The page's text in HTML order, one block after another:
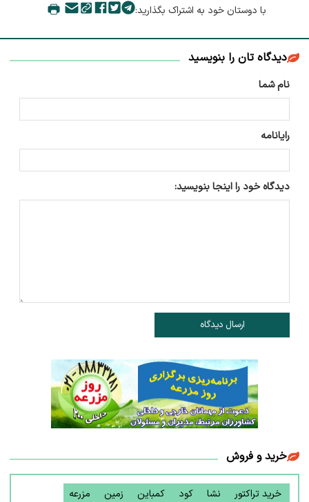
با دوستان خود به اشتراک بگذارید:
دیدگاه تان را بنویسید
نام شما
رایانامه
دیدگاه خود را اینجا بنویسید:
ارسال دیدگاه
خرید و فروش
خرید تراکتور نشا کود کمباین زمین مزرعه